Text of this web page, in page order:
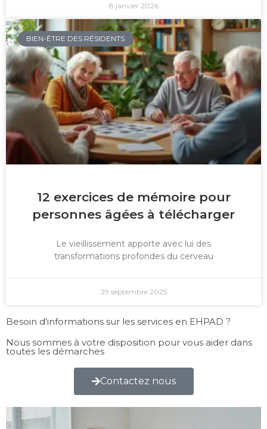
8 janvier 2026
BIEN-ÊTRE DES RÉSIDENTS
12 exercices de mémoire pour
personnes âgées à télécharger
Le vieillissement apporte avec lui des
transformations profondes du cerveau
29 septembre 2025
Besoin d'informations sur les services en EHPAD ?
Nous sommes à votre disposition pour vous aider dans
toutes les démarches
Contactez nous